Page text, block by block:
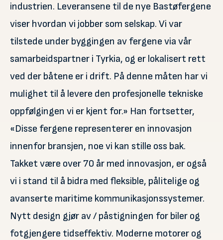
industrien. Leveransene til de nye Bastøfergene
viser hvordan vi jobber som selskap. Vi var
tilstede under byggingen av fergene via vår
samarbeidspartner i Tyrkia, og er lokalisert rett
ved der båtene er i drift. På denne måten har vi
mulighet til å levere den profesjonelle tekniske
oppfølgingen vi er kjent for.» Han fortsetter,
«Disse fergene representerer en innovasjon
innenfor bransjen, noe vi kan stille oss bak.
Takket være over 70 år med innovasjon, er også
vi i stand til å bidra med fleksible, pålitelige og
avanserte maritime kommunikasjonssystemer.
Nytt design gjør av / påstigningen for biler og
fotgjengere tidseffektiv. Moderne motorer og